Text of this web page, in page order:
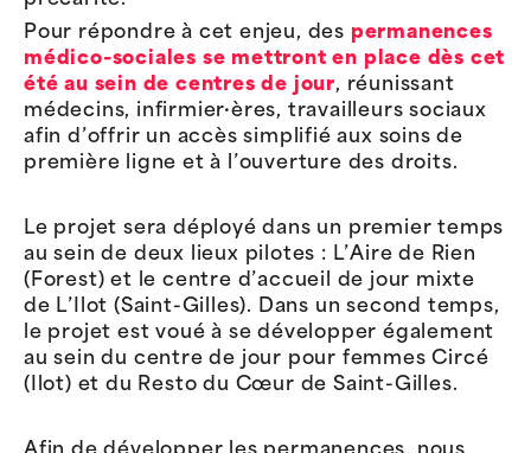
Pour répondre à cet enjeu, des permanences
médico-sociales se mettront en place dès cet
été au sein de centres de jour, réunissant
médecins, infirmier·ères, travailleurs sociaux
afin d’offrir un accès simplifié aux soins de
première ligne et à l’ouverture des droits.
Le projet sera déployé dans un premier temps
au sein de deux lieux pilotes : L’Aire de Rien
(Forest) et le centre d’accueil de jour mixte
de L’Ilot (Saint-Gilles). Dans un second temps,
le projet est voué à se développer également
au sein du centre de jour pour femmes Circé
(Ilot) et du Resto du Cœur de Saint-Gilles.